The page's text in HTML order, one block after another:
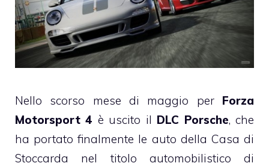
Nello scorso mese di maggio per Forza
Motorsport 4 è uscito il DLC Porsche, che
ha portato finalmente le auto della Casa di
Stoccarda nel titolo automobilistico di